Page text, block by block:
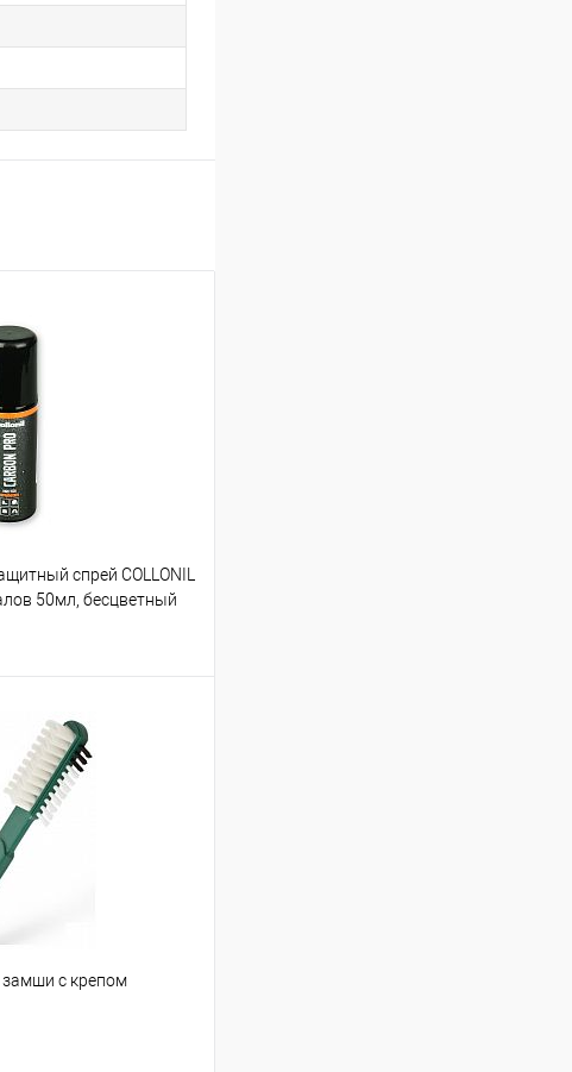
спрей COLLONIL
50мл, бесцветный
замши с крепом